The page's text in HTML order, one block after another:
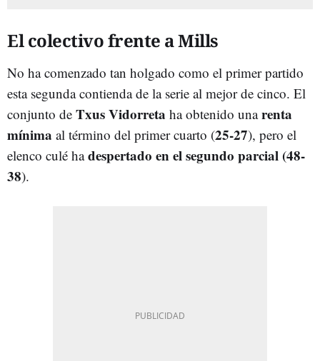
El colectivo frente a Mills
No ha comenzado tan holgado como el primer partido
esta segunda contienda de la serie al mejor de cinco. El
conjunto de Txus Vidorreta ha obtenido unarenta
mínima al término del primer cuarto (25-27), pero el
elenco culé hadespertado en el segundo parcial (48-
38).